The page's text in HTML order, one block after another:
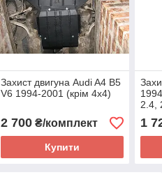
Захист двигуна Audi A4 B5
V6 1994-2001 (крім 4х4)
2 700₴/комплект
Купити
2.4,
1